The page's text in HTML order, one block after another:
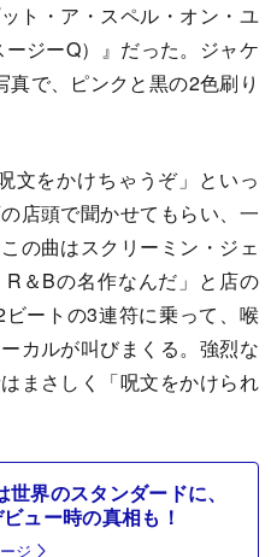
ト・ア・スペル・オン・ユ
ジーQ）』だった。ジャケ
で、ピンクと黒の2色刷り
文をかけちゃうぞ」といっ
店頭で聞かせてもらい、一
の曲はスクリーミン・ジェ
＆Bの名作なんだ」と店の
ートの3連符に乗って、喉
カルが叫びまくる。強烈な
まさしく「呪文をかけられ
界のスタンダードに、
ュー時の真相も！
ジ